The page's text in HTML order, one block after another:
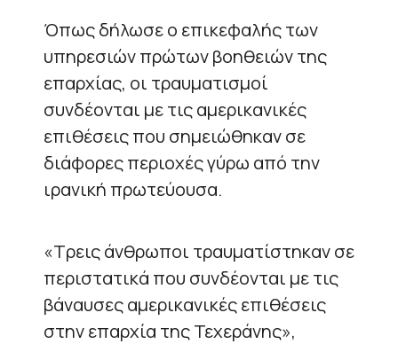
Όπως δήλωσε ο επικεφαλής των
υπηρεσιών πρώτων βοηθειών της
επαρχίας, οι τραυματισμοί
συνδέονται με τις αμερικανικές
επιθέσεις που σημειώθηκαν σε
διάφορες περιοχές γύρω από την
ιρανική πρωτεύουσα.
«Τρεις άνθρωποι τραυματίστηκαν σε
περιστατικά που συνδέονται με τις
βάναυσες αμερικανικές επιθέσεις
στην επαρχία της Τεχεράνης»,